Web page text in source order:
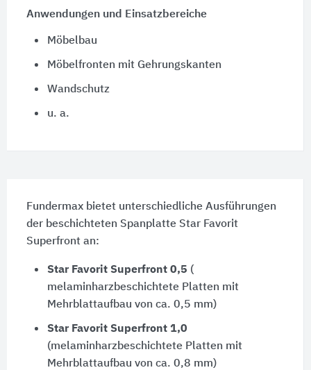
Anwendungen und Einsatzbereiche
Möbelbau
Möbelfronten mit Gehrungskanten
Wandschutz
u. a.
Fundermax bietet unterschiedliche Ausführungen
der beschichteten Spanplatte Star Favorit
Superfront an:
Star Favorit Superfront 0,5 (
melaminharzbeschichtete Platten mit
Mehrblattaufbau von ca. 0,5 mm)
Star Favorit Superfront 1,0
(melaminharzbeschichtete Platten mit
Mehrblattaufbau von ca. 0,8 mm)